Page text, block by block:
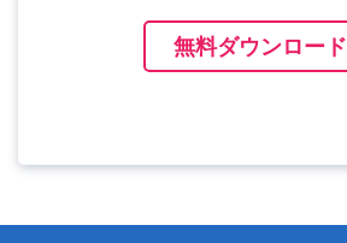
無料ダウンロード